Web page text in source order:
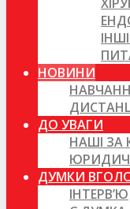
НОВИНИ
ДО УВАГИ
НАШІ
ДУМКИ
ІНТЕРВ’Ю